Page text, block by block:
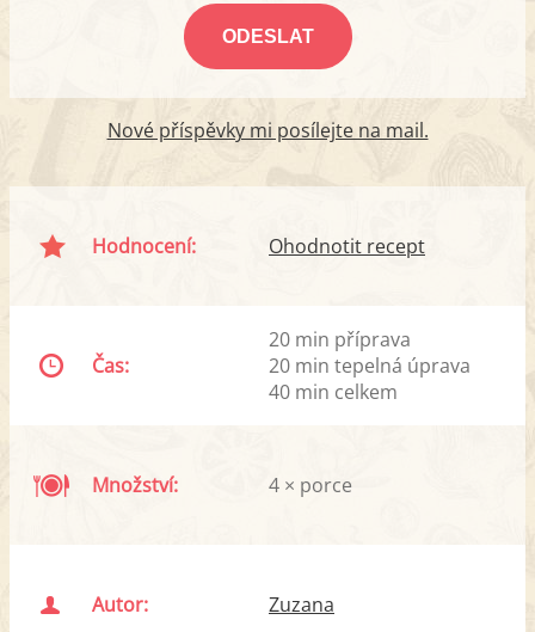
Nové příspěvky mi posílejte na mail.
Hodnocení: Ohodnotit recept
Čas:
20 min příprava
20 min tepelná úprava
40 min celkem
Množství: 4 × porce
Autor: Zuzana